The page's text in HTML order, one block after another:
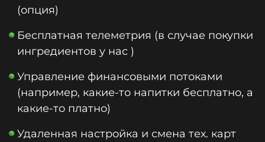
(опция)
Бесплатная телеметрия (в случае покупки
ингредиентов у нас )
Управление финансовыми потоками
(например, какие-то напитки бесплатно, а
какие-то платно)
Удаленная настройка и смена тех. карт